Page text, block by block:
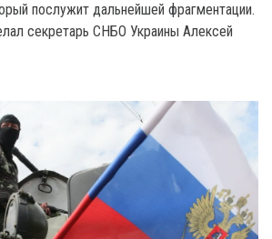
послужит дальнейшей фрагментации.
секретарь СНБО Украины Алексей